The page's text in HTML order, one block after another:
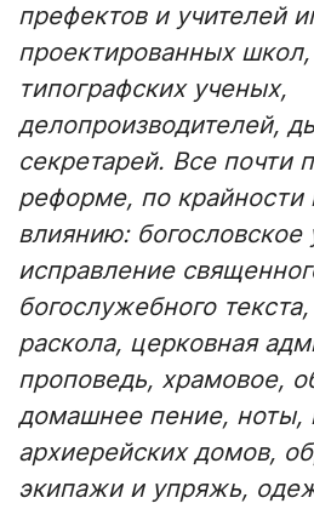
префектов и учителей
проектированных
типографских ученых,
делопроизводителей,
секретарей. Все почти
реформе, по крайности
влиянию: богословское
исправление
богослужебного
раскола, церковная
проповедь, храмовое,
домашнее пение, ноты,
архиерейских домов,
экипажи и упряжь,